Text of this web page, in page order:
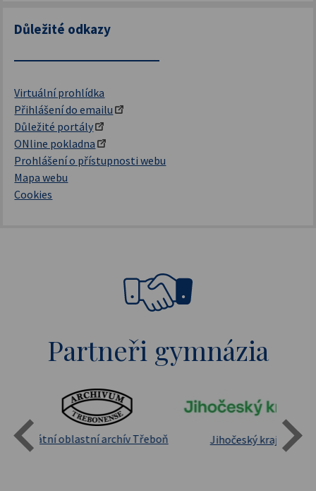
Důležité odkazy
Virtuální prohlídka
Přihlášení do emailu
Důležité portály
ONline pokladna
Prohlášení o přístupnosti webu
Mapa webu
Cookies
Partneři gymnázia
Státní oblastní archív Třeboň Jihočeský kraj